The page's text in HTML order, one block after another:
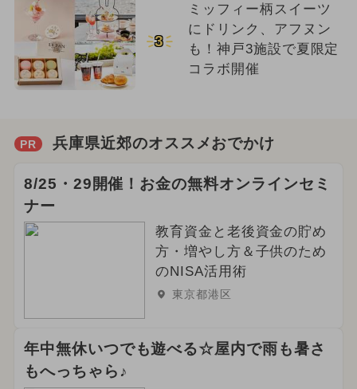
3
ミッフィー柄スイーツ
にドリンク、アフヌン
も！神戸3施設で夏限定
コラボ開催
PR 兵庫県近郊のオススメおでかけ
8/25・29開催！お金の無料オンラインセミ
ナー
教育資金と老後資金の貯め
方・増やし方＆子供のため
のNISA活用術
東京都港区
年中無休いつでも遊べる☆屋内で雨も暑さ
もへっちゃら♪